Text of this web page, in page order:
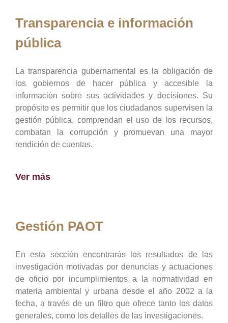
Transparencia e información
pública
La transparencia gubernamental es la obligación de
los gobiernos de hacer pública y accesible la
información sobre sus actividades y decisiones. Su
propósito es permitir que los ciudadanos supervisen la
gestión pública, comprendan el uso de los recursos,
combatan la corrupción y promuevan una mayor
rendición de cuentas.
Ver más
Gestión PAOT
En esta sección encontrarás los resultados de las
investigación motivadas por denuncias y actuaciones
de oficio por incumplimientos a la normatividad en
materia ambiental y urbana desde el año 2002 a la
fecha, a través de un filtro que ofrece tanto los datos
generales, como los detalles de las investigaciones.